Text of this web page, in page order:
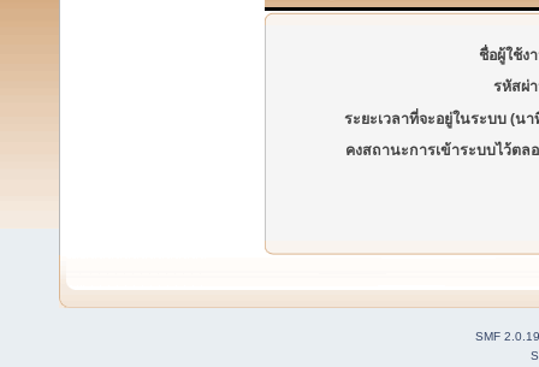
ชื่อผู้ใช้ง
รหัสผ่
ระยะเวลาที่จะอยู่ในระบบ (นา
คงสถานะการเข้าระบบไว้ตล
SMF 2.0.19